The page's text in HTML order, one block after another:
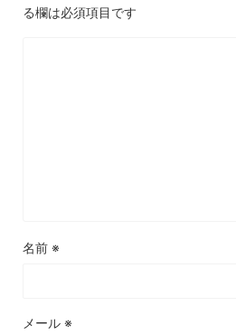
る欄は必須項目です
名前 ※
メール ※